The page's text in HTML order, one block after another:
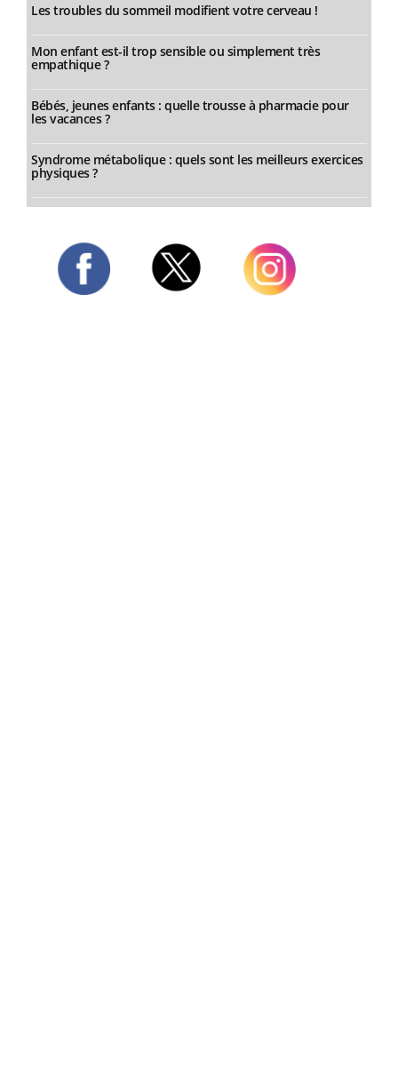
Les troubles du sommeil modifient votre cerveau !
Mon enfant est-il trop sensible ou simplement très
empathique ?
Bébés, jeunes enfants : quelle trousse à pharmacie pour
les vacances ?
Syndrome métabolique : quels sont les meilleurs exercices
physiques ?